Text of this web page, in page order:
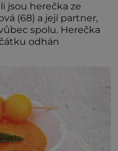
jsou herečka ze
(68) a její partner,
Herečka
odhán